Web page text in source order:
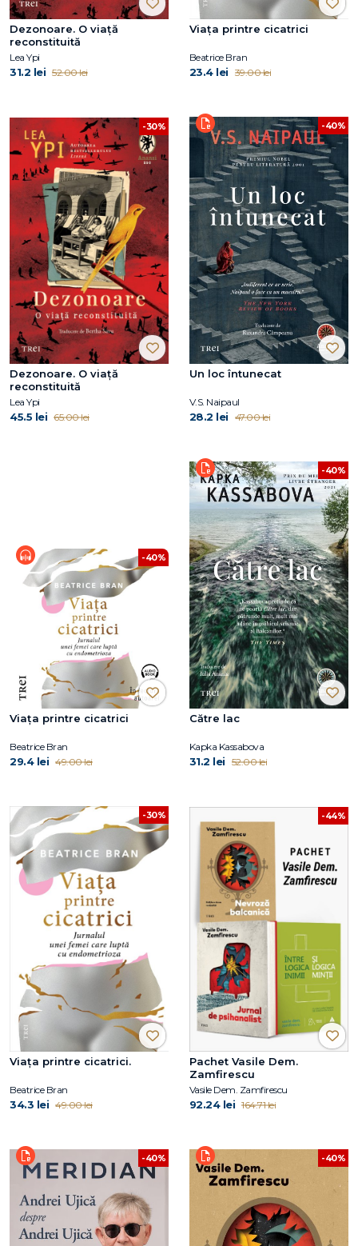
Dezonoare. O viață
reconstituită
Lea Ypi
31.2 lei 52.00 lei
Viaţa printre cicatrici
Beatrice Bran
23.4 lei 39.00 lei
-30%
Dezonoare. O viață
reconstituită
Lea Ypi
45.5 lei 65.00 lei
-40%
Un loc întunecat
V.S. Naipaul
28.2 lei 47.00 lei
-40%
Viaţa printre cicatrici
Beatrice Bran
29.4 lei 49.00 lei
-40%
Către lac
Kapka Kassabova
31.2 lei 52.00 lei
-30%
Viaţa printre cicatrici.
Beatrice Bran
34.3 lei 49.00 lei
-44%
Pachet Vasile Dem.
Zamfirescu
Vasile Dem. Zamfirescu
92.24 lei 164.71 lei
-40% -40%